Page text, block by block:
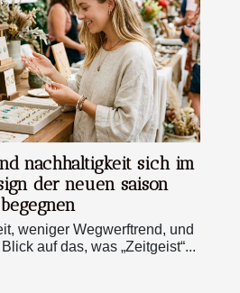
nachhaltigkeit sich im
der neuen saison
begegnen
weniger Wegwerftrend, und
auf das, was „Zeitgeist“...